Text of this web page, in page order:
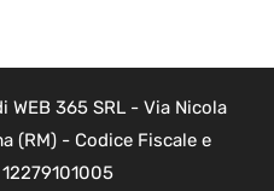
365 SRL - Via Nicola
(RM) - Codice Fiscale e